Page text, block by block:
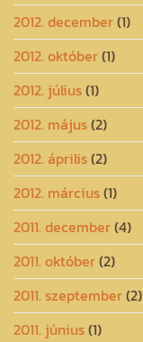
2012. december(1)
2012. október(1)
2012. július(1)
2012. május(2)
2012. április(2)
2012. március(1)
2011. december(4)
2011. október(2)
2011. szeptember(2)
2011. június(1)